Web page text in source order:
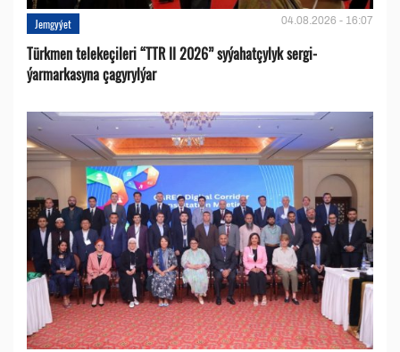
Jemgyýet 04.08.2026 - 16:07
Türkmen telekeçileri “TTR II 2026” syýahatçylyk sergi-
ýarmarkasyna çagyrylýar